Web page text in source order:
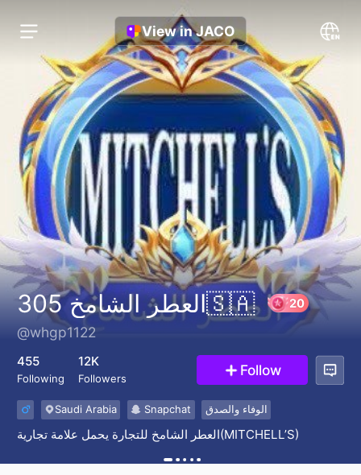
View in JACO
العطر الشامخ 305🇸🇦
20
@whgp1122
455
Following
12K
Followers Follow
Saudi Arabia Snapchat الوفاء والصدق
العطر الشامخ للتجارة يحمل علامة تجارية(MITCHELL’S)